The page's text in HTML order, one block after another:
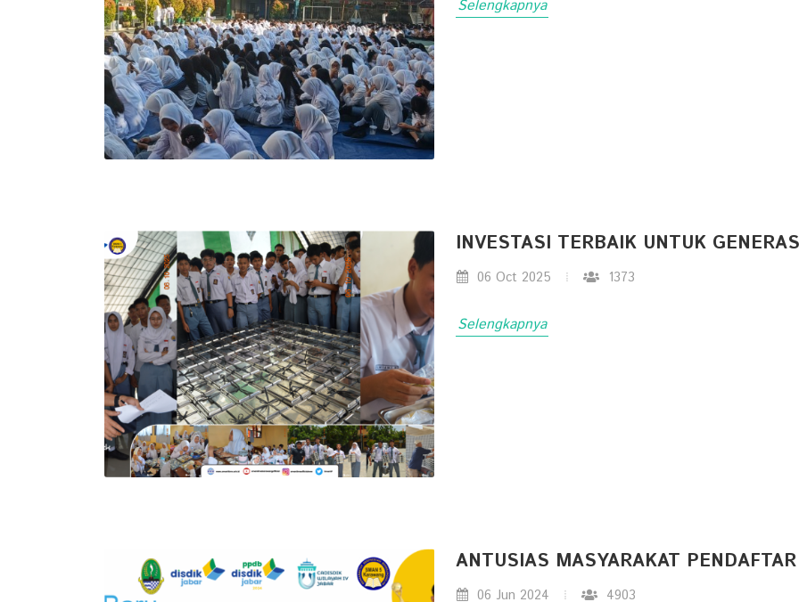
Selengkapnya
INVESTASI TERBAIK UNTUK
06 Oct 2025 1373
Selengkapnya
ANTUSIAS MASYARAKAT
06 Jun 2024 4903